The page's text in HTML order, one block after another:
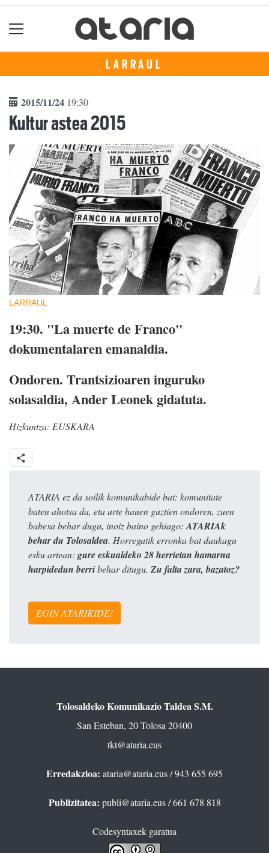
LARRAUL
2015/11/24 19:30
Kultur astea 2015
LARRAUL
19:30. "La muerte de Franco"
dokumentalaren emanaldia.
Ondoren. Trantsizioaren inguruko
solasaldia, Ander Leonek gidatuta.
Hizkuntza: EUSKARA
ATARIA ez da soilik komunikabide bat: komunitate
baten ahotsa da, eta urte hauen guztien ondoren, zuen
babesa behar dugu, inoiz baino gehiago: ATARIAk
behar du Tolosaldea. Horregatik erronka bat daukagu
esku artean: gure eskualdeko 28 herrietan hamarna
harpidedun berribehar ditugu. Zu falta zara, bazatoz?
EGIN ATARIKIDE!
Tolosaldeko Komunikazio Taldea S.M.
San Esteban, 20 Tolosa 20400
tkt@ataria.eus
Erredakzioa: ataria@ataria.eus/ 943 655 695
Publizitatea: publi@ataria.eus/ 661 678 818
Codesyntaxek garatua